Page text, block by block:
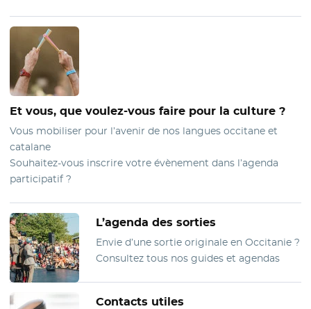
Et vous, que voulez-vous faire pour la culture ?
Vous mobiliser pour l’avenir de nos langues occitane et
catalane
Souhaitez-vous inscrire votre évènement dans l’agenda
participatif ?
L’agenda des sorties
Envie d’une sortie originale en Occitanie ?
Consultez tous nos guides et agendas
Contacts utiles